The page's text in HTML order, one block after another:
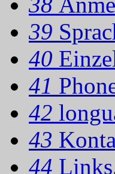
39
40
41
42
43
44 Links